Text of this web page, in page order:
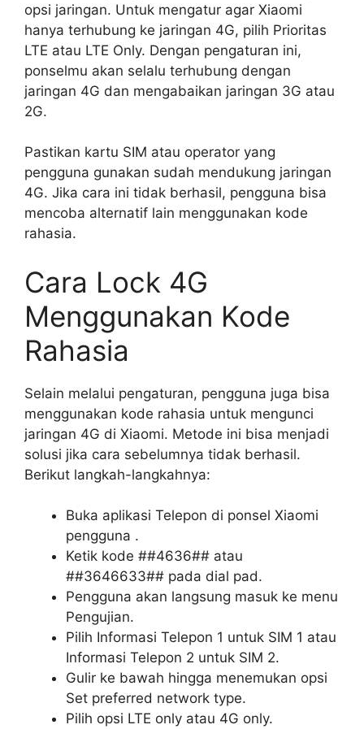
opsi jaringan. Untuk mengatur agar Xiaomi
hanya terhubung ke jaringan 4G, pilih Prioritas
LTE atau LTE Only. Dengan pengaturan ini,
ponselmu akan selalu terhubung dengan
jaringan 4G dan mengabaikan jaringan 3G atau
2G.
Pastikan kartu SIM atau operator yang
pengguna gunakan sudah mendukung jaringan
4G. Jika cara ini tidak berhasil, pengguna bisa
mencoba alternatif lain menggunakan kode
rahasia.
Cara Lock 4G
Menggunakan Kode
Rahasia
Selain melalui pengaturan, pengguna juga bisa
menggunakan kode rahasia untuk mengunci
jaringan 4G di Xiaomi. Metode ini bisa menjadi
solusi jika cara sebelumnya tidak berhasil.
Berikut langkah-langkahnya:
Buka aplikasi Telepon di ponsel Xiaomi
pengguna .
Ketik kode ##4636## atau
##3646633## pada dial pad.
Pengguna akan langsung masuk ke menu
Pengujian.
Pilih Informasi Telepon 1 untuk SIM 1 atau
Informasi Telepon 2 untuk SIM 2.
Gulir ke bawah hingga menemukan opsi
Set preferred network type.
Pilih opsi LTE only atau 4G only.